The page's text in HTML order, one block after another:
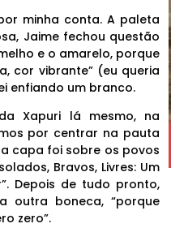
minha conta. A paleta
Jaime fechou questão
e o amarelo, porque
cor vibrante” (eu queria
enfiando um branco.
Xapuri lá mesmo, na
por centrar na pauta
capa foi sobre os povos
Bravos, Livres: Um
Depois de tudo pronto,
outra boneca, “porque
zero”.